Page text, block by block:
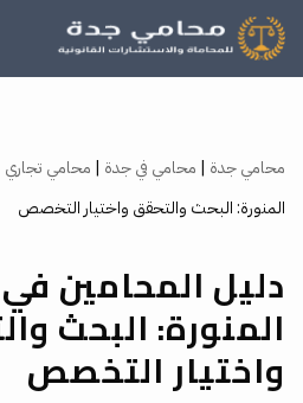
تخطى
محامي جدة | محامي في جدة | محامي تجاري
المنورة: البحث والتحقق واختيار التخصص
دليل المحامين
المنورة: البحث
واختيار التخصص